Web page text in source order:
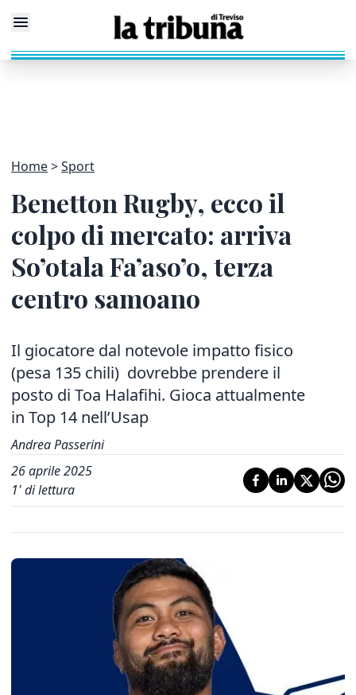
Home Sport
Benetton Rugby, ecco il
colpo di mercato: arriva
So’otala Fa’aso’o, terza
centro samoano
Il giocatore dal notevole impatto fisico
(pesa 135 chili) dovrebbe prendere il
posto di Toa Halafihi. Gioca attualmente
in Top 14 nell’Usap
Andrea Passerini
26 aprile 2025
1' di lettura